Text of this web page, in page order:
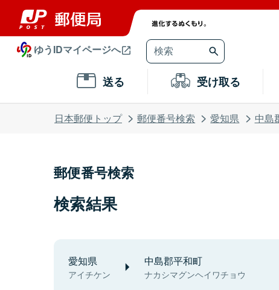
ゆうIDマイページへ
送る 受け取る
日本郵便トップ 郵便番号検索 愛知県 中島
郵便番号検索
検索結果
愛知県
アイチケン
中島郡平和町
ナカシマグンヘイワチョウ